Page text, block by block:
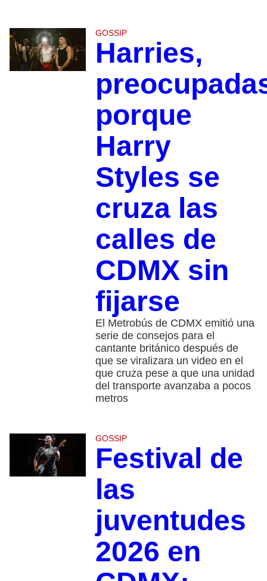
GOSSIP
Harries,
porque
Harry
Styles se
cruza las
calles de
CDMX sin
fijarse
El Metrobús de CDMX emitió una
serie de consejos para el
cantante británico después de
que se viralizara un video en el
que cruza pese a que una unidad
del transporte avanzaba a pocos
metros
GOSSIP
Festival de
las
juventudes
2026 en